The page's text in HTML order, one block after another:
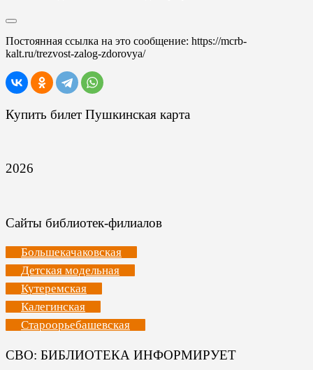
Постоянная ссылка на это сообщение: https://mcrb-
kalt.ru/trezvost-zalog-zdorovya/
Купить билет Пушкинская карта
2026
Сайты библиотек-филиалов
Большекачаковская
Детская модельная
Кутеремская
Калегинская
Староорьебашевская
СВО: БИБЛИОТЕКА ИНФОРМИРУЕТ